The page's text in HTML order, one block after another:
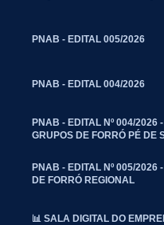
PNAB - EDITAL 005/2026
PNAB - EDITAL 004/2026
PNAB - EDITAL Nº 004/2026
GRUPOS DE FORRÓ PÉ DE
PNAB - EDITAL Nº 005/2026
DE FORRÓ REGIONAL
📊 SALA DIGITAL DO